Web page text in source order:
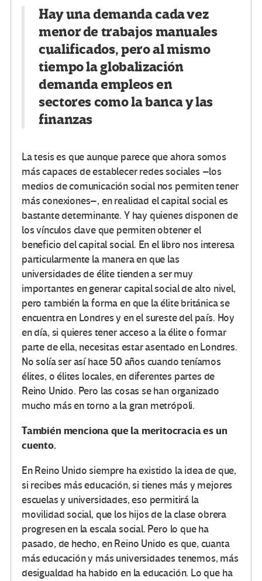
Hay una demanda cada vez
menor de trabajos manuales
cualificados, pero al mismo
tiempo la globalización
demanda empleos en
sectores como la banca y las
finanzas
La tesis es que aunque parece que ahora somos
más capaces de establecer redes sociales –los
medios de comunicación social nos permiten tener
más conexiones–, en realidad el capital social es
bastante determinante. Y hay quienes disponen de
los vínculos clave que permiten obtener el
beneficio del capital social. En el libro nos interesa
particularmente la manera en que las
universidades de élite tienden a ser muy
importantes en generar capital social de alto nivel,
pero también la forma en que la élite británica se
encuentra en Londres y en el sureste del país. Hoy
en día, si quieres tener acceso a la élite o formar
parte de ella, necesitas estar asentado en Londres.
No solía ser así hace 50 años cuando teníamos
élites, o élites locales, en diferentes partes de
Reino Unido. Pero las cosas se han organizado
mucho más en torno a la gran metrópoli.
También menciona que la meritocracia es un
cuento.
En Reino Unido siempre ha existido la idea de que,
si recibes más educación, si tienes más y mejores
escuelas y universidades, eso permitirá la
movilidad social, que los hijos de la clase obrera
progresen en la escala social. Pero lo que ha
pasado, de hecho, en Reino Unido es que, cuanta
más educación y más universidades tenemos, más
desigualdad ha habido en la educación. Lo que ha